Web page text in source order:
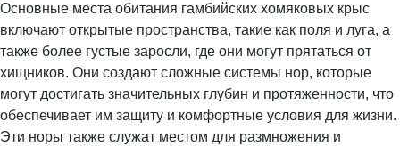
Основные места обитания гамбийских хомяковых крыс
включают открытые пространства, такие как поля и луга, а
также более густые заросли, где они могут прятаться от
хищников. Они создают сложные системы нор, которые
могут достигать значительных глубин и протяженности, что
обеспечивает им защиту и комфортные условия для жизни.
Эти норы также служат местом для размножения и